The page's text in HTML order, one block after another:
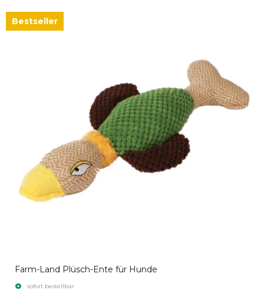
Bestseller
Farm-Land Plüsch-Ente für Hunde
sofort bestellbar